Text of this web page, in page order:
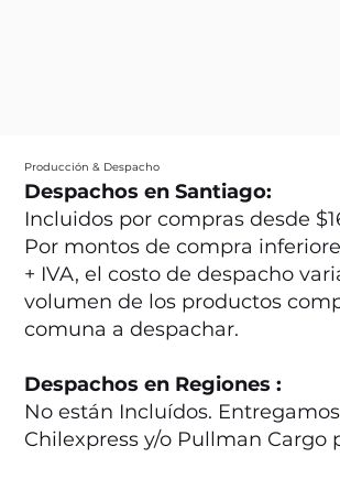
Producción & Despacho
Despachos en Santiago:
Incluidos por compras desde
Por montos de compra
+ IVA, el costo de despacho
volumen de los productos
comuna a despachar.
Despachos en Regiones :
No están Incluídos.
Chilexpress y/o Pullman Cargo